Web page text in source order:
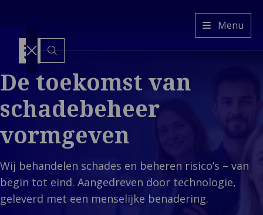
Ameyde
Menu
Switch
to
another
language
Services
Terug naar
Services
Diensten
Interim
Professionals
Platform &
Industrie
Industrie
Vastgoed &
Gebouwde
Omgeving
Mobiliteit &
Inzichten
Ons
Terug naar
hoofdmenu
Ons Bedrijf
Over Ons
De toekomst van
schadebeheer
vormgeven
Wij behandelen schades en beheren risico’s – van
begin tot eind. Aangedreven door technologie,
geleverd met een menselijke benadering.